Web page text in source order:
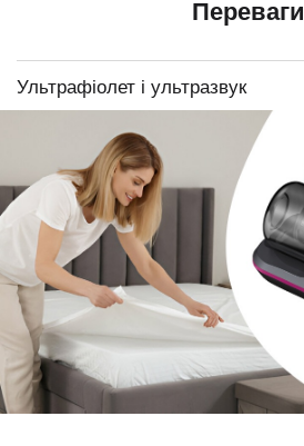
Переваги
Ультрафіолет і ультразвук